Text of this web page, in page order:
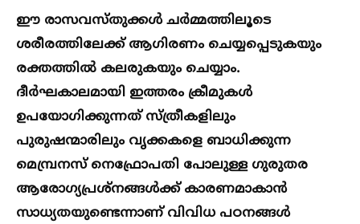
ഈ രാസവസ്തുക്കള്‍ ചർമ്മത്തിലൂടെ
ശരീരത്തിലേക്ക് ആഗിരണം ചെയ്യപ്പെടുകയും
രക്തത്തില്‍ കലരുകയും ചെയ്യാം.
ദീർഘകാലമായി ഇത്തരം ക്രീമുകള്‍
ഉപയോഗിക്കുന്നത് സ്ത്രീകളിലും
പുരുഷന്മാരിലും വൃക്കകളെ ബാധിക്കുന്ന
മെമ്പ്രനസ് നെഫ്രോപതി പോലുള്ള ഗുരുതര
ആരോഗ്യപ്രശ്നങ്ങള്‍ക്ക് കാരണമാകാൻ
സാധ്യതയുണ്ടെന്നാണ് വിവിധ പഠനങ്ങള്‍